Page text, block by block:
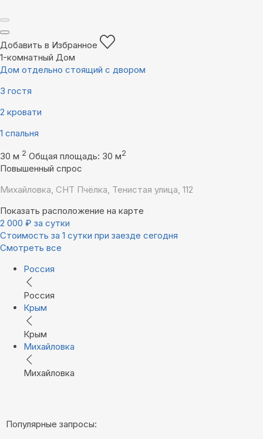
Добавить в Избранное
1-комнатный Дом
Дом отдельно стоящий с двором
3 гостя
2 кровати
1 спальня
30 м 2 Общая площадь: 30 м2
Повышенный спрос
Михайловка, СНТ Пчёлка, Тенистая улица, 112
Показать расположение на карте
2 000 ₽ за сутки
Стоимость за 1 сутки при заезде сегодня
Смотреть все
Россия
Россия
Крым
Крым
Михайловка
Михайловка
Популярные запросы: